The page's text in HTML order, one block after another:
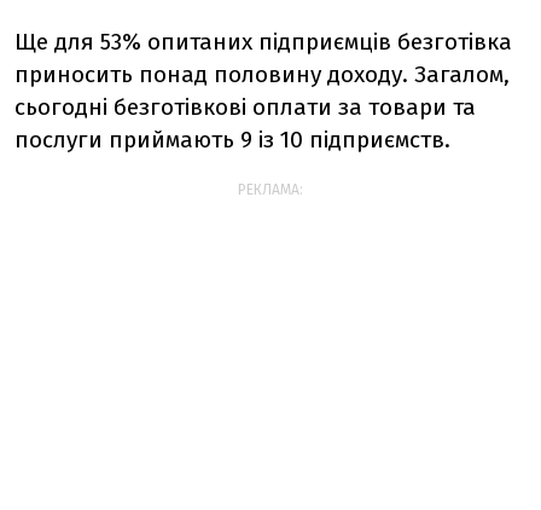
Ще для 53% опитаних підприємців безготівка
приносить понад половину доходу. Загалом,
сьогодні безготівкові оплати за товари та
послуги приймають 9 із 10 підприємств.
РЕКЛАМА: